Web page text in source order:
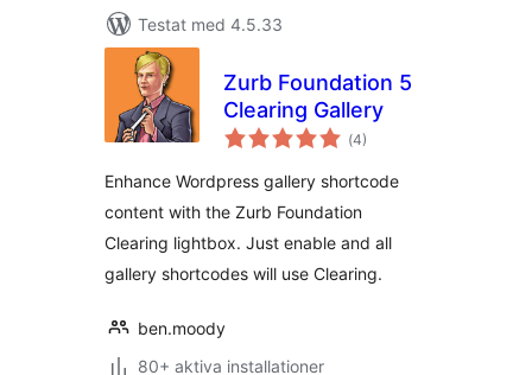
Testat med 4.5.33
Zurb Foundation 5
Clearing Gallery
(Totalt
antal
4)
Enhance Wordpress gallery shortcode
content with the Zurb Foundation
Clearing lightbox. Just enable and all
gallery shortcodes will use Clearing.
ben.moody
80+ aktiva installationer